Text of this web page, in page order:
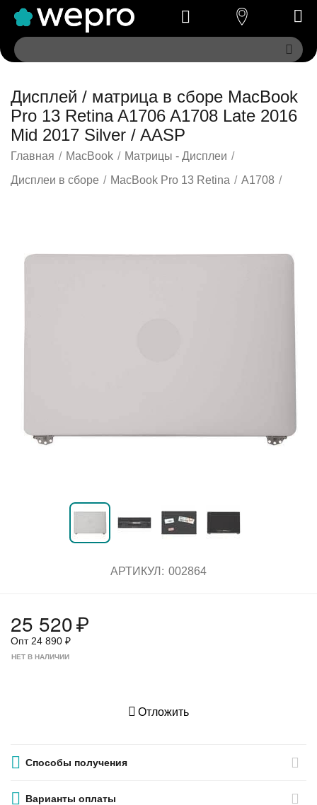
Дисплей / матрица в сборе MacBook
Pro 13 Retina A1706 A1708 Late 2016
Mid 2017 Silver / AASP
Главная / MacBook / Матрицы - Дисплеи /
Дисплеи в сборе / MacBook Pro 13 Retina / A1708 /
АРТИКУЛ: 002864
25 520₽
Опт 24 890 ₽
НЕТ В НАЛИЧИИ
Отложить
Способы получения
Варианты оплаты